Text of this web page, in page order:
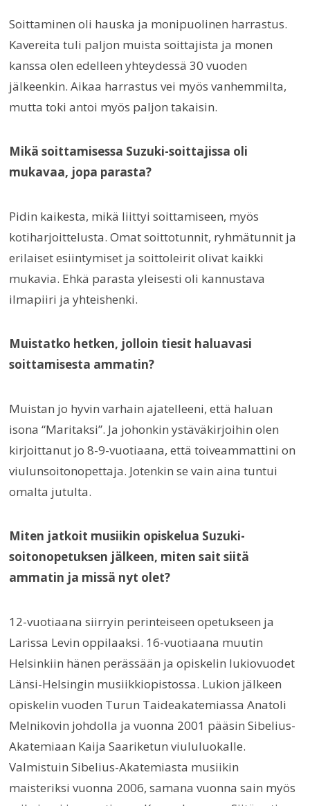
Soittaminen oli hauska ja monipuolinen harrastus.
Kavereita tuli paljon muista soittajista ja monen
kanssa olen edelleen yhteydessä 30 vuoden
jälkeenkin. Aikaa harrastus vei myös vanhemmilta,
mutta toki antoi myös paljon takaisin.
Mikä soittamisessa Suzuki-soittajissa oli
mukavaa, jopa parasta?
Pidin kaikesta, mikä liittyi soittamiseen, myös
kotiharjoittelusta. Omat soittotunnit, ryhmätunnit ja
erilaiset esiintymiset ja soittoleirit olivat kaikki
mukavia. Ehkä parasta yleisesti oli kannustava
ilmapiiri ja yhteishenki.
Muistatko hetken, jolloin tiesit haluavasi
soittamisesta ammatin?
Muistan jo hyvin varhain ajatelleeni, että haluan
isona “Maritaksi”. Ja johonkin ystäväkirjoihin olen
kirjoittanut jo 8-9-vuotiaana, että toiveammattini on
viulunsoitonopettaja. Jotenkin se vain aina tuntui
omalta jutulta.
Miten jatkoit musiikin opiskelua Suzuki-
soitonopetuksen jälkeen, miten sait siitä
ammatin ja missä nyt olet?
12-vuotiaana siirryin perinteiseen opetukseen ja
Larissa Levin oppilaaksi. 16-vuotiaana muutin
Helsinkiin hänen perässään ja opiskelin lukiovuodet
Länsi-Helsingin musiikkiopistossa. Lukion jälkeen
opiskelin vuoden Turun Taideakatemiassa Anatoli
Melnikovin johdolla ja vuonna 2001 pääsin Sibelius-
Akatemiaan Kaija Saariketun viululuokalle.
Valmistuin Sibelius-Akatemiasta musiikin
maisteriksi vuonna 2006, samana vuonna sain myös